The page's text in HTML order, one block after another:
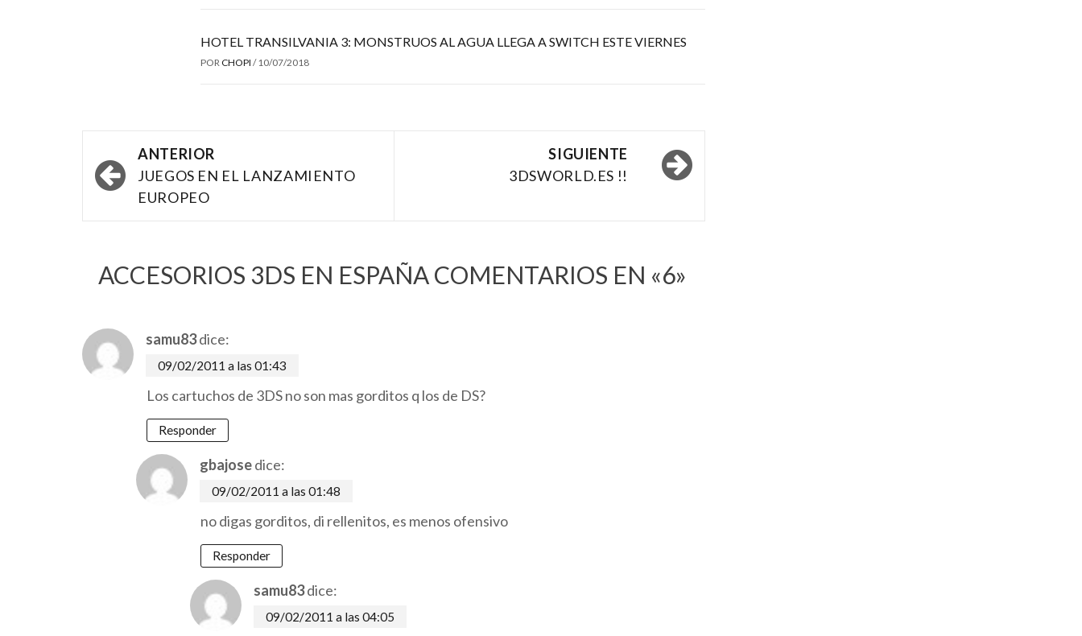
HOTEL TRANSILVANIA 3: MONSTRUOS AL AGUA LLEGA A SWITCH ESTE VIERNES
POR CHOPI / 10/07/2018
Navegación
por
ANTERIOR
JUEGOS EN EL LANZAMIENTO
EUROPEO
SIGUIENTE
3DSWORLD.ES !!
ACCESORIOS 3DS EN ESPAÑACOMENTARIOS EN «6»
samu83dice:
09/02/2011 a las 01:43
Los cartuchos de 3DS no son mas gorditos q los de DS?
Responder
gbajosedice:
09/02/2011 a las 01:48
no digas gorditos, di rellenitos, es menos ofensivo
Responder
samu83dice:
09/02/2011 a las 04:05